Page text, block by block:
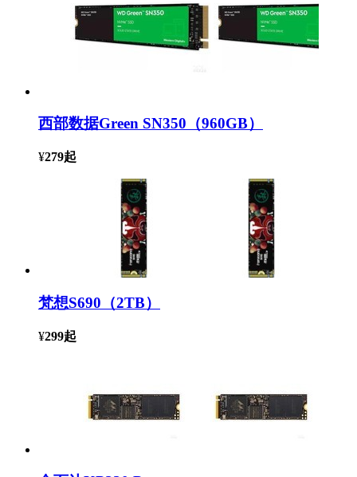
西部数据Green SN350（960GB）
¥279起
梵想S690（2TB）
¥299起